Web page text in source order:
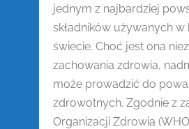
jednym z najbardziej
składników używanych w
świecie. Choć jest ona
zachowania zdrowia,
może prowadzić do
zdrowotnych. Zgodnie z
Organizacji Zdrowia